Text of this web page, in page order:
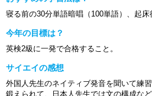
寝る前の30分単語暗唱（100単語）、起床
今年の目標は？
英検2級に一発で合格すること。
サイエイの感想
外国人先生のネイティブ発音を聞いて練
鍛えられて、日本人先生では文の構成な